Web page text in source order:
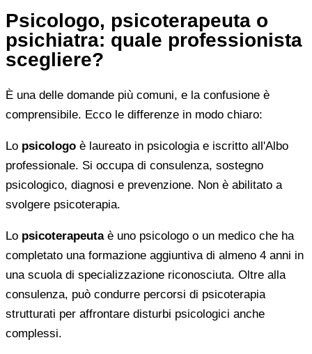
Psicologo, psicoterapeuta o
psichiatra: quale professionista
scegliere?
È una delle domande più comuni, e la confusione è
comprensibile. Ecco le differenze in modo chiaro:
Lo psicologo è laureato in psicologia e iscritto all'Albo
professionale. Si occupa di consulenza, sostegno
psicologico, diagnosi e prevenzione. Non è abilitato a
svolgere psicoterapia.
Lo psicoterapeutaè uno psicologo o un medico che ha
completato una formazione aggiuntiva di almeno 4 anni in
una scuola di specializzazione riconosciuta. Oltre alla
consulenza, può condurre percorsi di psicoterapia
strutturati per affrontare disturbi psicologici anche
complessi.